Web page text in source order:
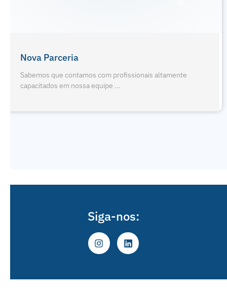
altamente
Sabemos que contamos com
capacitados em nossa equipe ...
Siga-nos: